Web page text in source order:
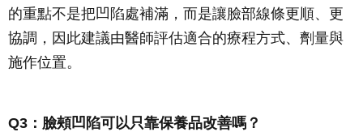
的重點不是把凹陷處補滿，而是讓臉部線條更順、更
協調，因此建議由醫師評估適合的療程方式、劑量與
施作位置。
Q3：臉頰凹陷可以只靠保養品改善嗎？